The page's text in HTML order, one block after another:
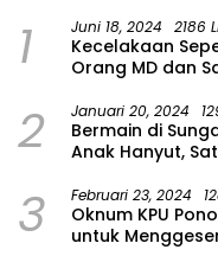
1 Juni 18, 2024 2186
Kecelakaan
Orang MD dan
2 Januari 20, 2024
Bermain di
Anak Hanyut,
3 Februari 23, 2024
Oknum KPU
untuk